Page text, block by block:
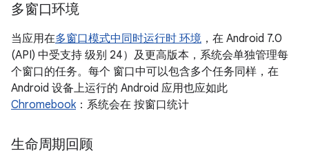
多窗口环境
当应用在多窗口模式中同时运行时 环境 ，在 Android 7.0
(API) 中受支持 级别 24）及更高版本，系统会单独管理每
个窗口的任务。每个 窗口中可以包含多个任务同样，在
Android 设备上运行的 Android 应用也应如此
Chromebook：系统会在 按窗口统计
生命周期回顾